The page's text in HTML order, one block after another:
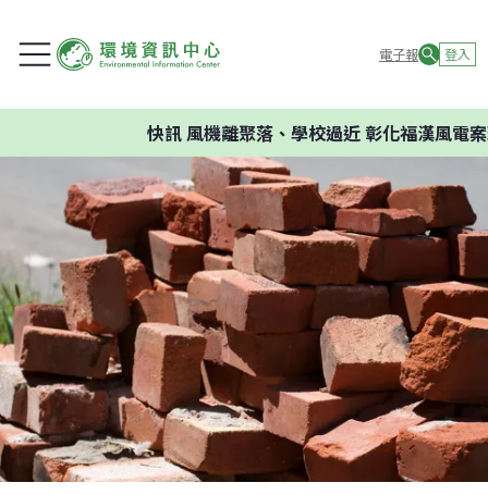
電子報 登入
風機離聚落、學校過近 彰化福漢風電案環